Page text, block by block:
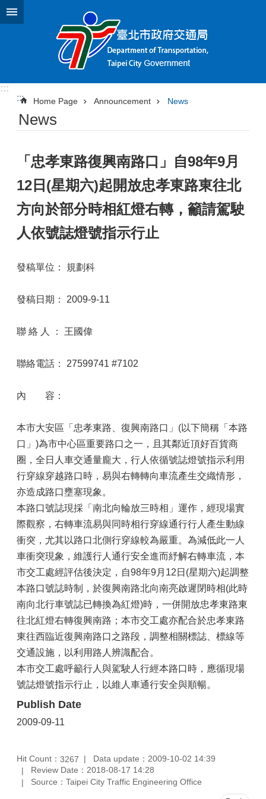
Jump to the content zone at the center
:::
:::
Home Page Announcement News
News
「忠孝東路復興南路口」自98年9月
12日(星期六)起開放忠孝東路東往北
方向於部分時相紅燈右轉，籲請駕駛
人依號誌燈號指示行止
發稿單位： 規劃科
發稿日期： 2009-9-11
聯 絡 人 ： 王國偉
聯絡電話： 27599741 #7102
內 容：
本市大安區「忠孝東路、復興南路口」(以下簡稱「本路
口」)為市中心區重要路口之一，且其鄰近頂好百貨商
圈，全日人車交通量龐大，行人依循號誌燈號指示利用
行穿線穿越路口時，易與右轉轉向車流產生交織情形，
亦造成路口壅塞現象。
本路口號誌現採「南北向輪放三時相」運作，經現場實
際觀察，右轉車流易與同時相行穿線通行行人產生動線
衝突，尤其以路口北側行穿線較為嚴重。為減低此一人
車衝突現象，維護行人通行安全進而紓解右轉車流，本
市交工處經評估後決定，自98年9月12日(星期六)起調整
本路口號誌時制，於復興南路北向南亮啟遲閉時相(此時
南向北行車號誌已轉換為紅燈)時，一併開放忠孝東路東
往北紅燈右轉復興南路；本市交工處亦配合於忠孝東路
東往西臨近復興南路口之路段，調整相關標誌、標線等
交通設施，以利用路人辨識配合。
本市交工處呼籲行人與駕駛人行經本路口時，應循現場
號誌燈號指示行止，以維人車通行安全與順暢。
Publish Date
2009-09-11
Hit Count： 3267
Data update：2009-10-02 14:39
Review Date：2018-08-17 14:28
Source：Taipei City Traffic Engineering Office